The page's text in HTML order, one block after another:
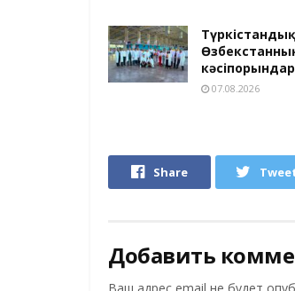
07.08.2026
Share
Добавить